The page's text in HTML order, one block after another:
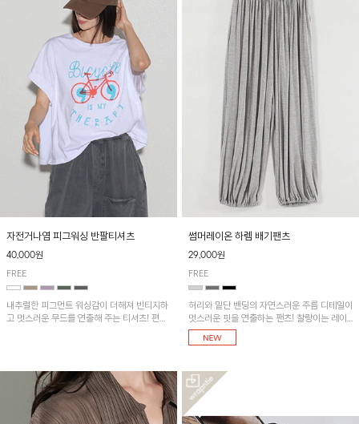
자전거나염 피그워싱 반팔티셔츠
40,000원
FREE
내추럴한 피그먼트 워싱감이 더해져 빈티지하
고 멋스러운 무드를 연출해 주는 티셔츠! 편안
썸머레이온 하렘 배기팬츠
29,000원
FREE
허리와 밑단 밴딩의 자연스러운 주름 디테일이
멋스러운 핏을 연출하는 팬츠! 찰랑이는 레이
온 소재로 가볍고 시원하게 착용되며, 여유로
운 실루엣으로 활동성이 좋아 데일리 하게 즐